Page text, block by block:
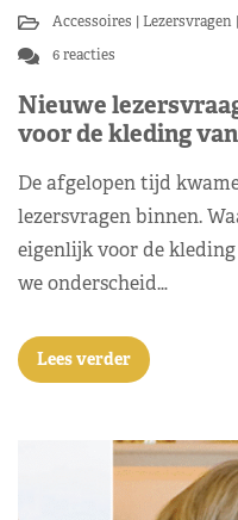
Accessoires Lezersvragen
6 reacties
Nieuwe
voor de kleding
De afgelopen tijd
lezersvragen binnen.
eigenlijk voor de
we onderscheid…
Lees verder